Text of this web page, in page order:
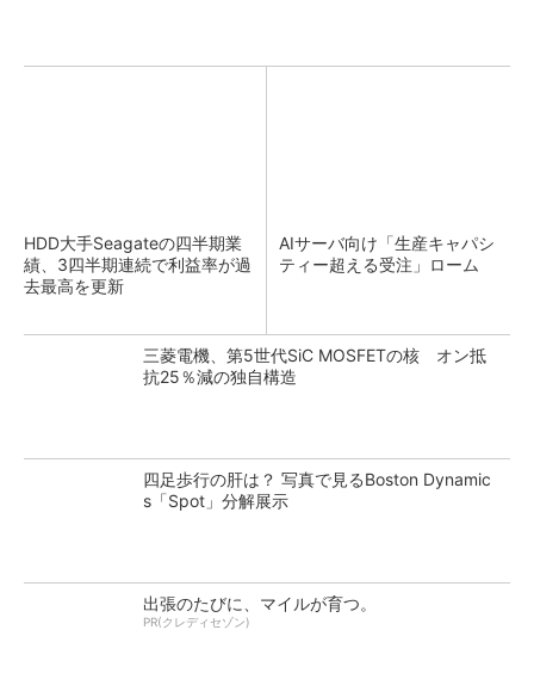
HDD大手Seagateの四半期業
績、3四半期連続で利益率が過
去最高を更新
AIサーバ向け「生産キャパシ
ティー超える受注」ローム
三菱電機、第5世代SiC MOSFETの核 オン抵
抗25％減の独自構造
四足歩行の肝は？ 写真で見るBoston Dynamic
s「Spot」分解展示
出張のたびに、マイルが育つ。
PR(クレディセゾン)